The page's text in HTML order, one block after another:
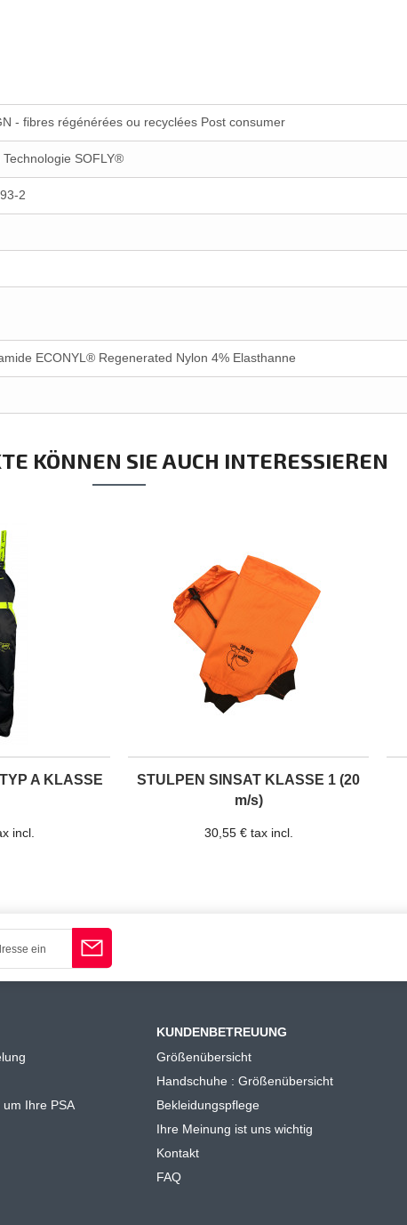
- fibres régénérées ou recyclées Post consumer
SOFLY®
2
ECONYL® Regenerated Nylon 4% Elasthanne
KÖNNEN SIE AUCH INTERESSIEREN
A KLASSE
incl.
STULPEN SINSAT KLASSE 1 (20
m/s)
30,55 € tax incl.
Ihre PSA
KUNDENBETREUUNG
Größenübersicht
Handschuhe : Größenübersicht
Bekleidungspflege
Ihre Meinung ist uns wichtig
Kontakt
FAQ